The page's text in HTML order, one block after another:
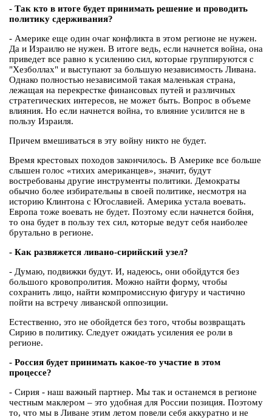
- Так кто в итоге будет принимать решение и проводить
политику сдерживания?
- Америке еще один очаг конфликта в этом регионе не нужен.
Да и Израилю не нужен. В итоге ведь, если начнется война, она
приведет все равно к усилению сил, которые группируются с
"Хезболлах" и выступают за большую независимость Ливана.
Однако полностью независимой такая маленькая страна,
лежащая на перекрестке финансовых путей и различных
стратегических интересов, не может быть. Вопрос в объеме
влияния. Но если начнется война, то влияние усилится не в
пользу Израиля.
Причем вмешиваться в эту войну никто не будет.
Время крестовых походов закончилось. В Америке все больше
слышен голос «тихих американцев», значит, будут
востребованы другие инструменты политики. Демократы
обычно более избирательны в своей политике, несмотря на
историю Клинтона с Югославией. Америка устала воевать.
Европа тоже воевать не будет. Поэтому если начнется бойня,
то она будет в пользу тех сил, которые ведут себя наиболее
брутально в регионе.
- Как развяжется ливано-сирийский узел?
- Думаю, подвижки будут. И, надеюсь, они обойдутся без
большого кровопролития. Можно найти форму, чтобы
сохранить лицо, найти компромиссную фигуру и частично
пойти на встречу ливанской оппозиции.
Естественно, это не обойдется без того, чтобы возвращать
Сирию в политику. Следует ожидать усиления ее роли в
регионе.
- Россия будет принимать какое-то участие в этом
процессе?
- Сирия - наш важный партнер. Мы так и останемся в регионе
честным маклером – это удобная для России позиция. Поэтому
то, что мы в Ливане этим летом повели себя аккуратно и не